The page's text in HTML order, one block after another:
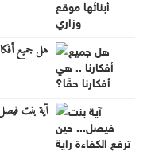
هل جميع
آية بنت